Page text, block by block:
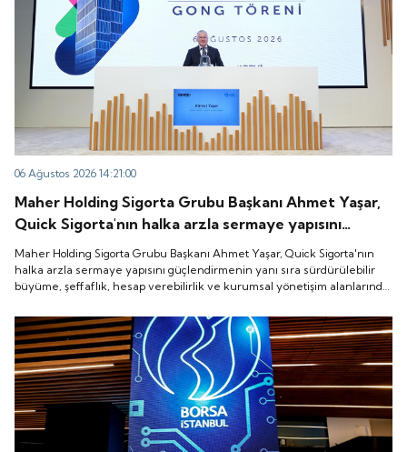
06 Ağustos 2026 14:21:00
Maher Holding Sigorta Grubu Başkanı Ahmet Yaşar,
Quick Sigorta'nın halka arzla sermaye yapısını
güçlendirmenin yanı sıra sürdürülebilir büyüme,
şeffaflık, hesap verebilirlik ve kurumsal yönetişim
alanlarında yeni bir döneme girdiğini belirtti.
Maher Holding Sigorta Grubu Başkanı Ahmet Yaşar, Quick Sigorta'nın
halka arzla sermaye yapısını güçlendirmenin yanı sıra sürdürülebilir
büyüme, şeffaflık, hesap verebilirlik ve kurumsal yönetişim alanlarında